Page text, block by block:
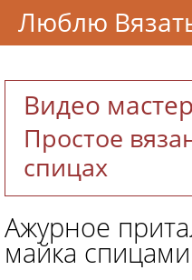
Видео
Простое
спицах
Ажурное
майка спицами
Люблю